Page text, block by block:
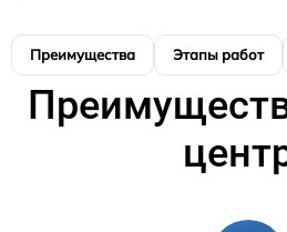
Преимущества Этапы работ